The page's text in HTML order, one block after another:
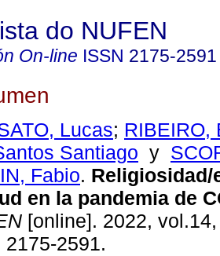
do NUFEN
On-line ISSN 2175-2591
Lucas; RIBEIRO,
Santiago y
Fabio.
en la pandemia de
[online]. 2022,
2175-2591.